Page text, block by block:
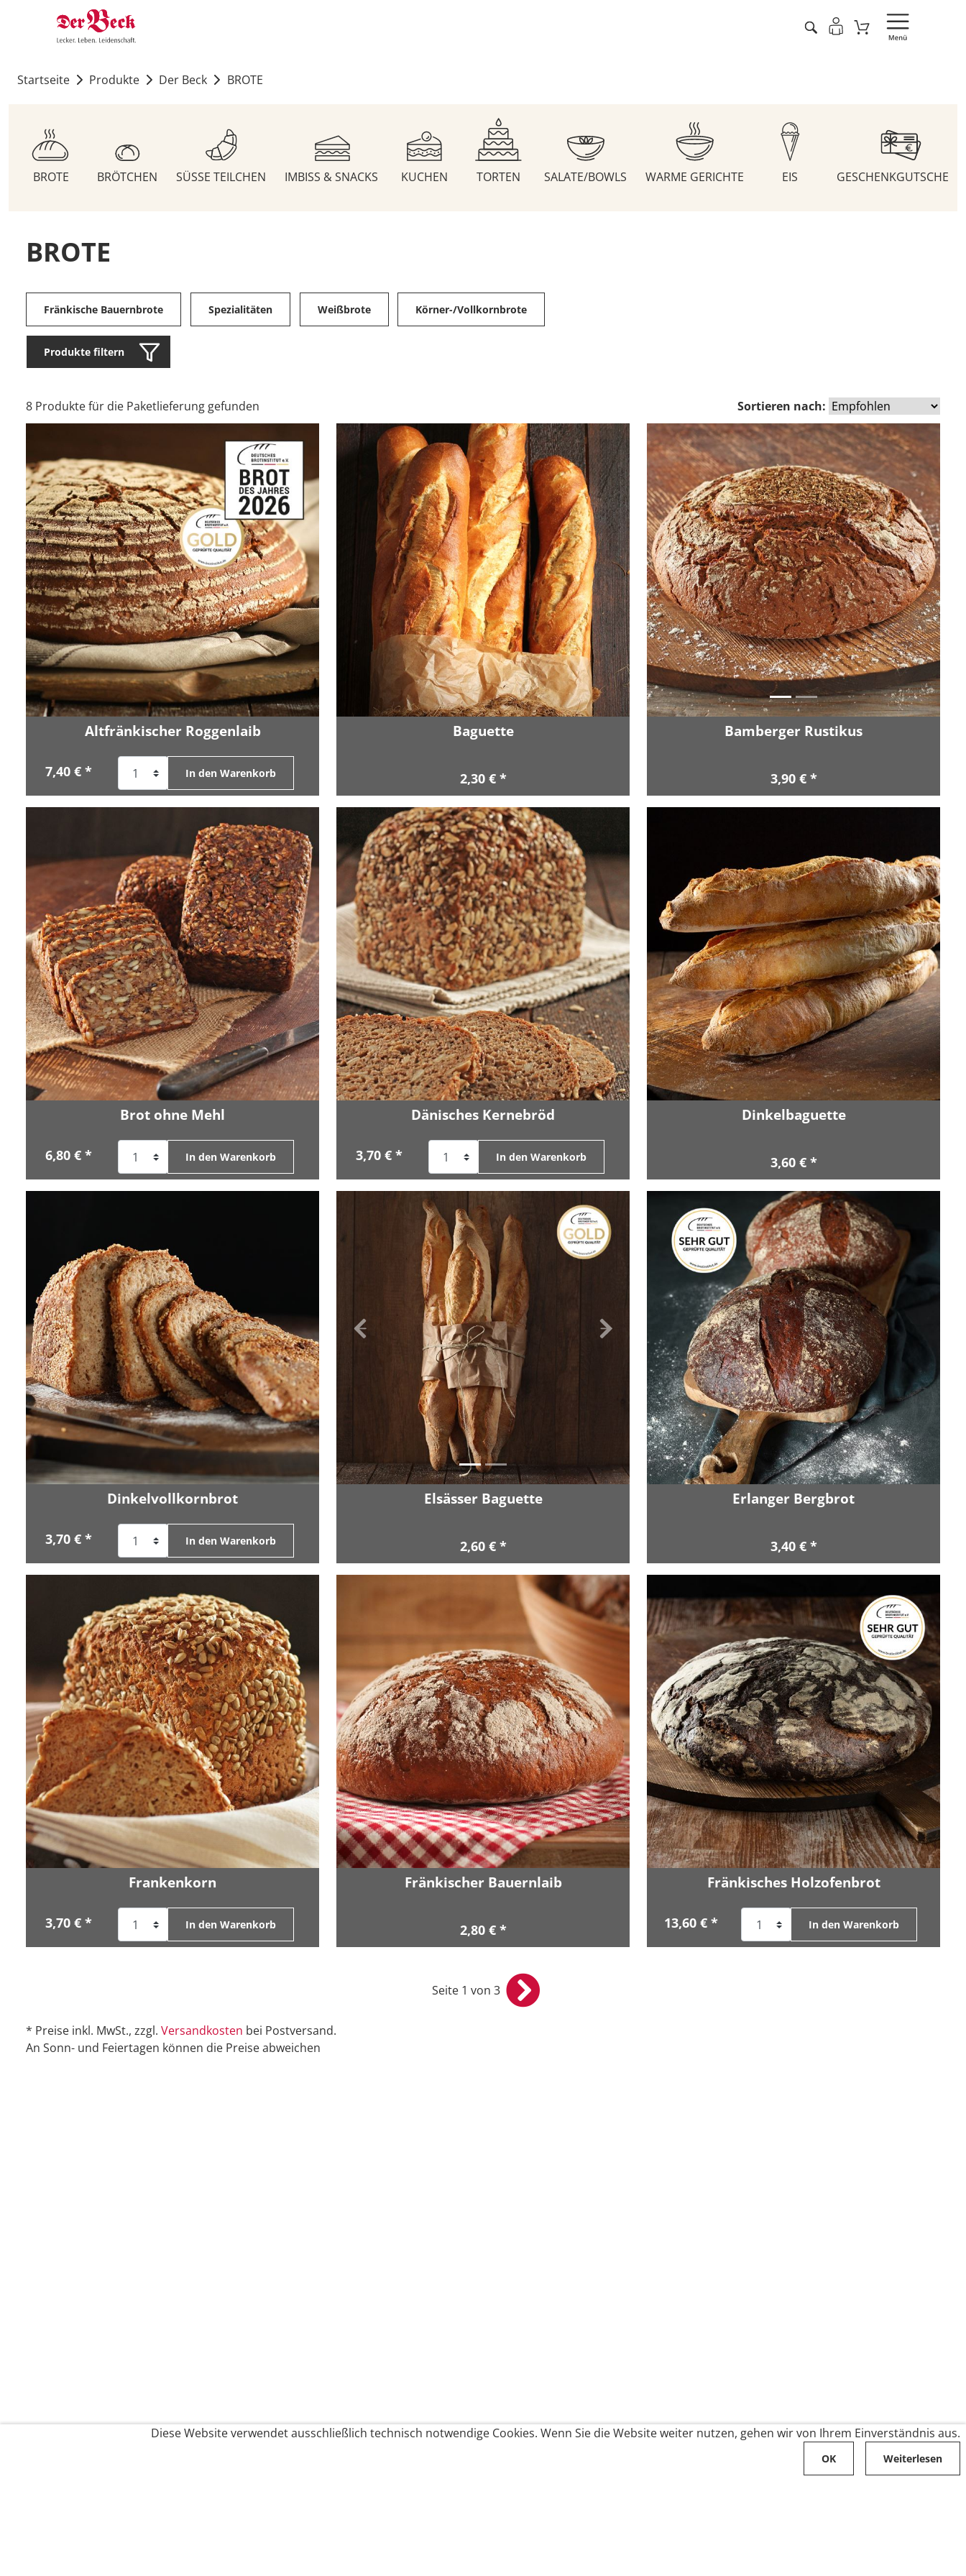
Startseite Produkte Der Beck BROTE
BROTE BRÖTCHEN SÜSSE TEILCHEN IMBISS & SNACKS KUCHEN TORTEN SALATE/BOWLS WARME GERICHTE EIS GESCHENKGUTSCHEINE
BROTE
Fränkische Bauernbrote Spezialitäten Weißbrote Körner-/Vollkornbrote
Produkte filtern
8 Produkte für die Paketlieferung gefunden Sortieren nach:
Altfränkischer Roggenlaib
7,40 € * In den Warenkorb
Baguette
2,30 € *
Zurück Vor
Bamberger Rustikus
3,90 € *
Brot ohne Mehl
6,80 € * In den Warenkorb
Dänisches Kernebröd
3,70 € * In den Warenkorb
Dinkelbaguette
3,60 € *
Dinkelvollkornbrot
3,70 € * In den Warenkorb
Zurück Vor
Elsässer Baguette
2,60 € *
Erlanger Bergbrot
3,40 € *
Frankenkorn
3,70 € * In den Warenkorb
Fränkischer Bauernlaib
2,80 € *
Fränkisches Holzofenbrot
13,60 € * In den Warenkorb
Seite 1 von 3
* Preise inkl. MwSt., zzgl. Versandkosten bei Postversand.
An Sonn- und Feiertagen können die Preise abweichen
Diese Website verwendet ausschließlich technisch notwendige Cookies. Wenn Sie die Website weiter nutzen, gehen wir von Ihrem Einverständnis aus.
OK Weiterlesen